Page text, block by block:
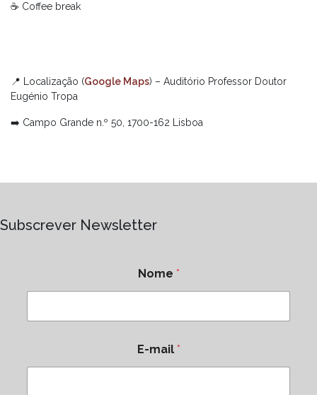
☕ Coffee break
📍 Localização (Google Maps) – Auditório Professor Doutor
Eugénio Tropa
➡️ Campo Grande n.º 50, 1700-162 Lisboa
Subscrever Newsletter
Nome *
E-mail *